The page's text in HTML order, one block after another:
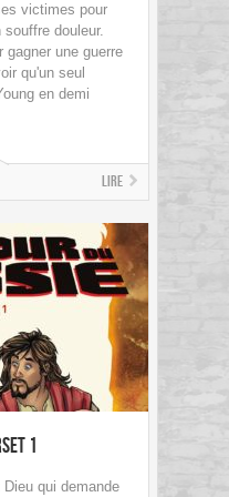
victimes pour
douleur.
gagner une guerre
qu'un seul
en demi
Lire
1
qui demande